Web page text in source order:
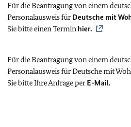
Für die Beantragung von einem
Personalausweis für Deutsche mit
Sie bitte einen Termin hier.
Für die Beantragung von einem
Personalausweis für Deutsche mit
Sie bitte Ihre Anfrage per E-Mail.